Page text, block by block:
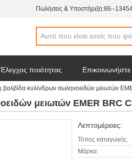
Πωλήσεις & Υποστήριξη:86--
Έλεγχος ποιότητας Επικοινωνήστε
βαλβίδα κυλίνδρων σωληνοειδών μειωτών
μειωτών EMER BRC
Λεπτομέρειες:
Τόπος καταγωγής:
Μάρκα: